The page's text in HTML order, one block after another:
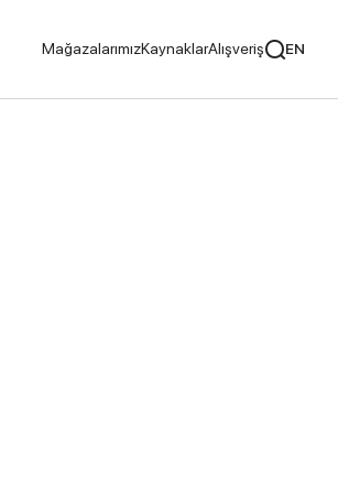
MağazalarımızKaynaklarAlışveriş EN